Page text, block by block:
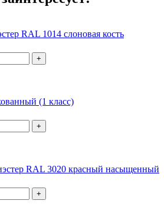
RAL 1014 слоновая кость
+
(1 класс)
+
RAL 3020 красный насыщенный
+